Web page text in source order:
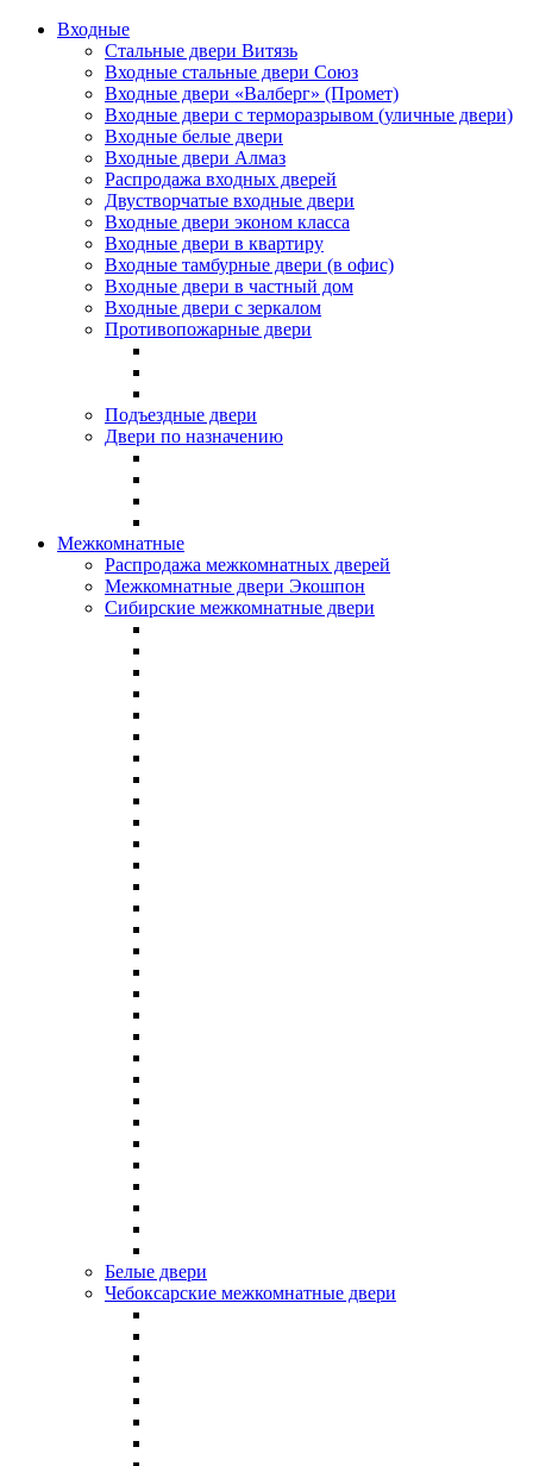
Входные
Стальные двери Витязь
Входные стальные двери Союз
Входные двери «Валберг» (Промет)
Входные двери с терморазрывом (уличные двери)
Входные белые двери
Входные двери Алмаз
Распродажа входных дверей
Двустворчатые входные двери
Входные двери эконом класса
Входные двери в квартиру
Входные тамбурные двери (в офис)
Входные двери в частный дом
Входные двери с зеркалом
Противопожарные двери
Подъездные двери
Двери по назначению
Межкомнатные
Распродажа межкомнатных дверей
Межкомнатные двери Экошпон
Сибирские межкомнатные двери
Белые двери
Чебоксарские межкомнатные двери